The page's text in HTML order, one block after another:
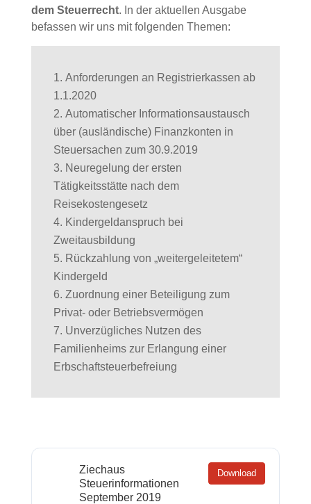
dem Steuerrecht. In der aktuellen Ausgabe
befassen wir uns mit folgenden Themen:
Anforderungen an Registrierkassen ab
1.1.2020
Automatischer Informationsaustausch
über (ausländische) Finanzkonten in
Steuersachen zum 30.9.2019
Neuregelung der ersten
Tätigkeitsstätte nach dem
Reisekostengesetz
Kindergeldanspruch bei
Zweitausbildung
Rückzahlung von „weitergeleitetem“
Kindergeld
Zuordnung einer Beteiligung zum
Privat- oder Betriebsvermögen
Unverzügliches Nutzen des
Familienheims zur Erlangung einer
Erbschaftsteuerbefreiung
Ziechaus
Steuerinformationen
September 2019
Download